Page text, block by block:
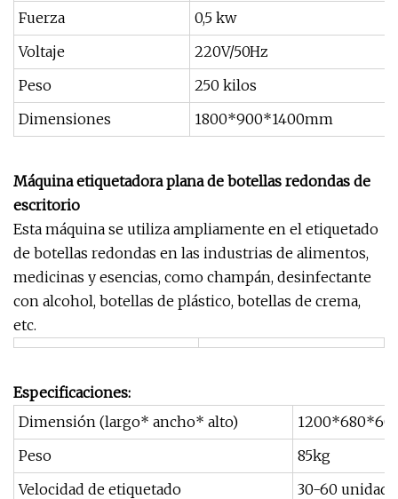
Fuerza
0,5 kw
Voltaje
220V/50Hz
Peso
250 kilos
Dimensiones
1800*900*1400mm
Máquina etiquetadora plana de botellas redondas de
escritorio
Esta máquina se utiliza ampliamente en el etiquetado
de botellas redondas en las industrias de alimentos,
medicinas y esencias, como champán, desinfectante
con alcohol, botellas de plástico, botellas de crema,
etc.
Especificaciones:
Dimensión (largo* ancho* alto)
Peso
85kg
Velocidad de etiquetado
30-60